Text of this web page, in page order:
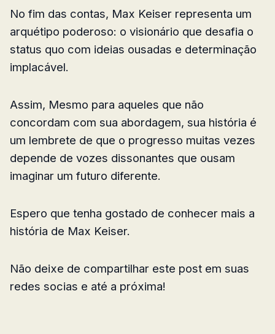
No fim das contas, Max Keiser representa um
arquétipo poderoso: o visionário que desafia o
status quo com ideias ousadas e determinação
implacável.
Assim, Mesmo para aqueles que não
concordam com sua abordagem, sua história é
um lembrete de que o progresso muitas vezes
depende de vozes dissonantes que ousam
imaginar um futuro diferente.
Espero que tenha gostado de conhecer mais a
história de Max Keiser.
Não deixe de compartilhar este post em suas
redes socias e até a próxima!